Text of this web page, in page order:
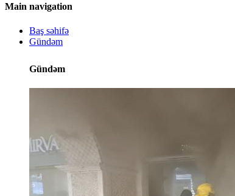
Main navigation
Baş səhifə
Gündəm
Gündəm